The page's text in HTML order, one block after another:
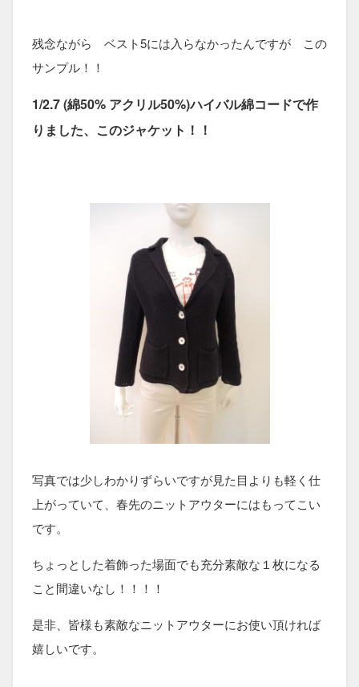
残念ながら ベスト5には入らなかったんですが この
サンプル！！
1/2.7 (綿50% アクリル50%)ハイバル綿コードで作
りました、このジャケット！！
写真では少しわかりずらいですが見た目よりも軽く仕
上がっていて、春先のニットアウターにはもってこい
です。
ちょっとした着飾った場面でも充分素敵な１枚になる
こと間違いなし！！！！
是非、皆様も素敵なニットアウターにお使い頂ければ
嬉しいです。